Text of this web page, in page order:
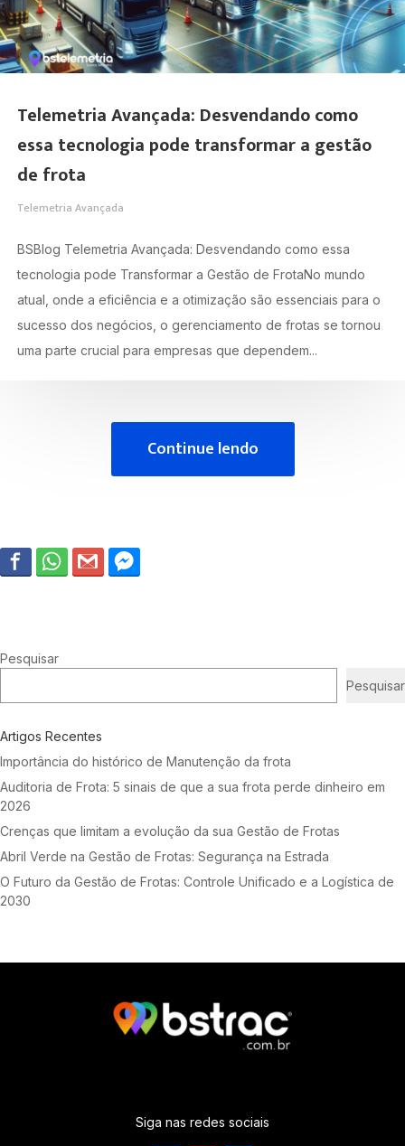
Telemetria Avançada: Desvendando como
essa tecnologia pode transformar a gestão
de frota
Telemetria Avançada
BSBlog Telemetria Avançada: Desvendando como essa
tecnologia pode Transformar a Gestão de FrotaNo mundo
atual, onde a eficiência e a otimização são essenciais para o
sucesso dos negócios, o gerenciamento de frotas se tornou
uma parte crucial para empresas que dependem...
Continue lendo
Pesquisar
Pesquisar
Artigos Recentes
Importância do histórico de Manutenção da frota
Auditoria de Frota: 5 sinais de que a sua frota perde dinheiro em
2026
Crenças que limitam a evolução da sua Gestão de Frotas
Abril Verde na Gestão de Frotas: Segurança na Estrada
O Futuro da Gestão de Frotas: Controle Unificado e a Logística de
2030
Siga nas redes sociais